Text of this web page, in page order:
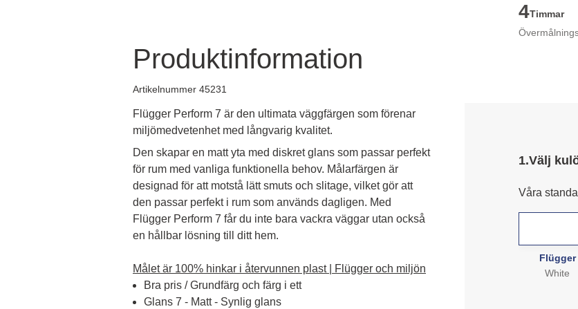
Produktinformation
Artikelnummer 45231
Flügger Perform 7 är den ultimata väggfärgen som förenar
miljömedvetenhet med långvarig kvalitet.
Den skapar en matt yta med diskret glans som passar perfekt
för rum med vanliga funktionella behov. Målarfärgen är
designad för att motstå lätt smuts och slitage, vilket gör att
den passar perfekt i rum som används dagligen. Med
Flügger Perform 7 får du inte bara vackra väggar utan också
en hållbar lösning till ditt hem.
Målet är 100% hinkar i återvunnen plast | Flügger och miljön
Bra pris / Grundfärg och färg i ett
Glans 7 - Matt - Synlig glans
4Timmar
1.Välj
Våra
Flügger
White